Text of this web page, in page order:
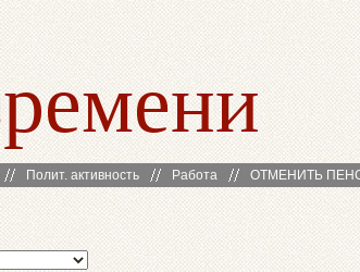
Полит. активность Работа ОТМЕНИТЬ